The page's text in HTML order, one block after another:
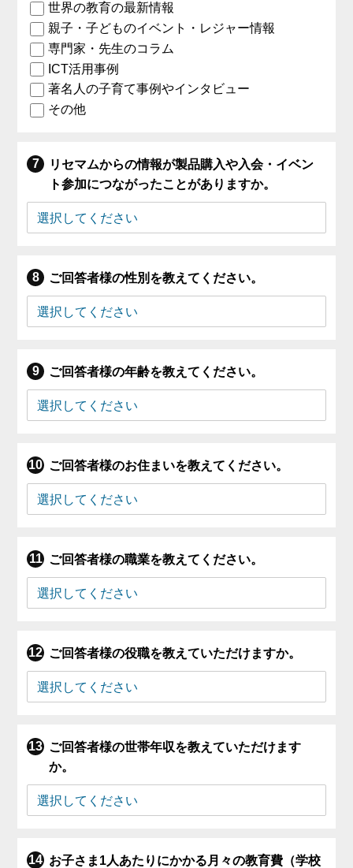
世界の教育の最新情報
親子・子どものイベント・レジャー情報
専門家・先生のコラム
ICT活用事例
著名人の子育て事例やインタビュー
その他
リセマムからの情報が製品購入や入会・イベン
ト参加につながったことがありますか。
ご回答者様の性別を教えてください。
ご回答者様の年齢を教えてください。
ご回答者様のお住まいを教えてください。
ご回答者様の職業を教えてください。
ご回答者様の役職を教えていただけますか。
ご回答者様の世帯年収を教えていただけます
か。
お子さま1人あたりにかかる月々の教育費（学校